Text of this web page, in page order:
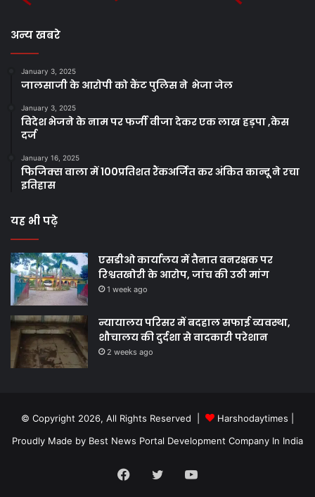
अन्य खबरे
January 3, 2025
जालसाजी के आरोपी को कैंट पुलिस ने भेजा जेल
January 3, 2025
विदेश भेजने के नाम पर फर्जी वीजा देकर एक लाख हड़पा ,केस
दर्ज
January 16, 2025
फिजिक्स वाला में 100प्रतिशत रैंकअर्जित कर अंकित कान्दू ने रचा
इतिहास
यह भी पढ़े
एसडीओ कार्यालय में तैनात वनरक्षक पर
रिश्वतखोरी के आरोप, जांच की उठी मांग
1 week ago
न्यायालय परिसर में बदहाल सफाई व्यवस्था,
शौचालय की दुर्दशा से वादकारी परेशान
2 weeks ago
© Copyright 2026, All Rights Reserved | Harshodaytimes
Proudly Made by Best News Portal Development Company In India
Facebook
TwitterYouTube